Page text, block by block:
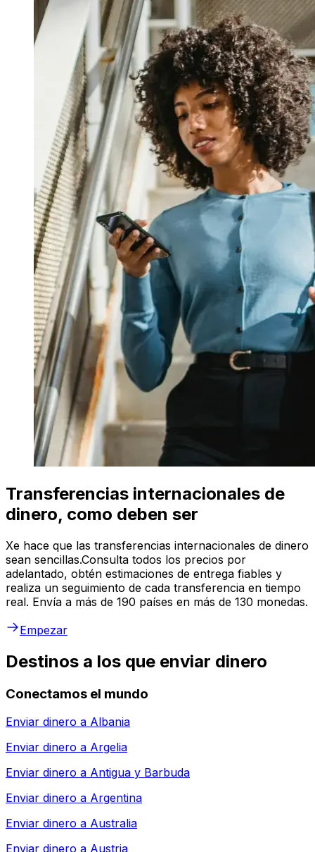
Transferencias internacionales de
dinero, como deben ser
Xe hace que las transferencias internacionales de dinero
sean sencillas.Consulta todos los precios por
adelantado, obtén estimaciones de entrega fiables y
realiza un seguimiento de cada transferencia en tiempo
real. Envía a más de 190 países en más de 130 monedas.
Empezar
Destinos a los que enviar dinero
Conectamos el mundo
Enviar dinero a Albania
Enviar dinero a Argelia
Enviar dinero a Antigua y Barbuda
Enviar dinero a Argentina
Enviar dinero a Australia
Enviar dinero a Austria